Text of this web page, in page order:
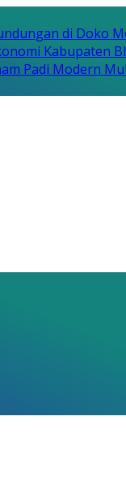
di Doko
Kabupaten
Padi Modern